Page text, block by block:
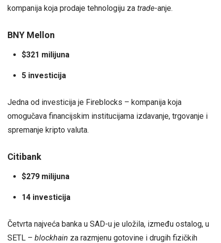
kompanija koja prodaje tehnologiju za trade-anje.
BNY Mellon
$321 milijuna
5 investicija
Jedna od investicija je Fireblocks – kompanija koja
omogučava financijskim institucijama izdavanje, trgovanje i
spremanje kripto valuta.
Citibank
$279 milijuna
14 investicija
Četvrta najveća banka u SAD-u je uložila, između ostalog, u
SETL – blockhain za razmjenu gotovine i drugih fizičkih